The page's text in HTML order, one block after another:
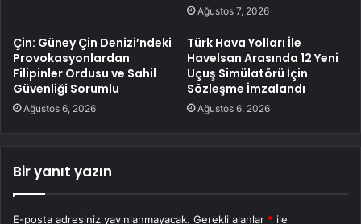
Ağustos 7, 2026
Çin: Güney Çin Denizi’ndeki
Provokasyonlardan
Filipinler Ordusu ve Sahil
Güvenliği Sorumlu
Ağustos 6, 2026
Türk Hava Yolları İle
Havelsan Arasında 12 Yeni
Uçuş Simülatörü İçin
Sözleşme İmzalandı
Ağustos 6, 2026
Bir yanıt yazın
E-posta adresiniz yayınlanmayacak. Gerekli alanlar * ile